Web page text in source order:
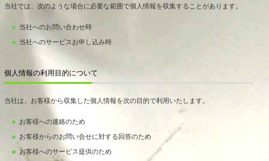
当社では、次のような場合に必要な範囲で個人情報を収集することがあります。
当社へのお問い合わせ時
当社へのサービスお申し込み時
個人情報の利用目的について
当社は、お客様から収集した個人情報を次の目的で利用いたします。
お客様への連絡のため
お客様からのお問い合せに対する回答のため
お客様へのサービス提供のため